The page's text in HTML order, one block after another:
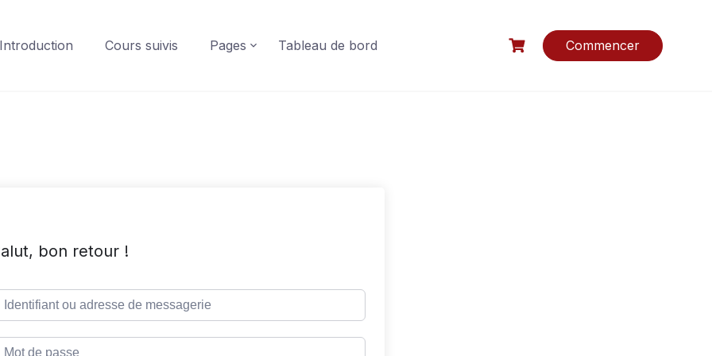
Introduction Cours suivis Pages Tableau de bord Commencer
bon retour !